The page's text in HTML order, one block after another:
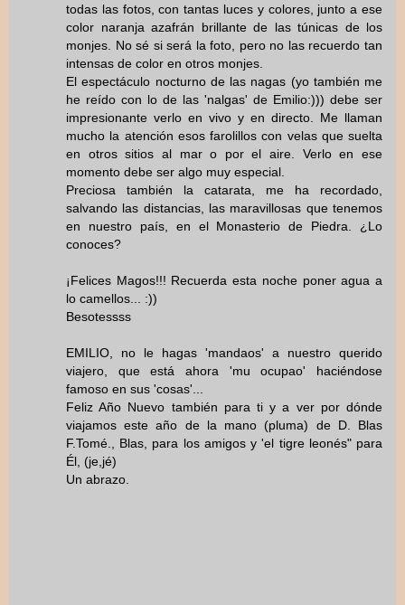
todas las fotos, con tantas luces y colores, junto a ese
color naranja azafrán brillante de las túnicas de los
monjes. No sé si será la foto, pero no las recuerdo tan
intensas de color en otros monjes.
El espectáculo nocturno de las nagas (yo también me
he reído con lo de las 'nalgas' de Emilio:))) debe ser
impresionante verlo en vivo y en directo. Me llaman
mucho la atención esos farolillos con velas que suelta
en otros sitios al mar o por el aire. Verlo en ese
momento debe ser algo muy especial.
Preciosa también la catarata, me ha recordado,
salvando las distancias, las maravillosas que tenemos
en nuestro país, en el Monasterio de Piedra. ¿Lo
conoces?
¡Felices Magos!!! Recuerda esta noche poner agua a
lo camellos... :))
Besotessss
EMILIO, no le hagas 'mandaos' a nuestro querido
viajero, que está ahora 'mu ocupao' haciéndose
famoso en sus 'cosas'...
Feliz Año Nuevo también para ti y a ver por dónde
viajamos este año de la mano (pluma) de D. Blas
F.Tomé., Blas, para los amigos y 'el tigre leonés" para
Él, (je,jé)
Un abrazo.